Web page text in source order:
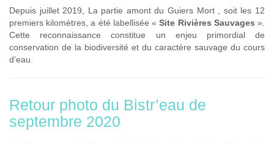
Depuis juillet 2019, La partie amont du Guiers Mort , soit les 12
premiers kilomètres, a été labellisée «Site Rivières Sauvages ».
Cette reconnaissance constitue un enjeu primordial de
conservation de la biodiversité et du caractère sauvage du cours
d’eau.
Retour photo du Bistr’eau de
septembre 2020